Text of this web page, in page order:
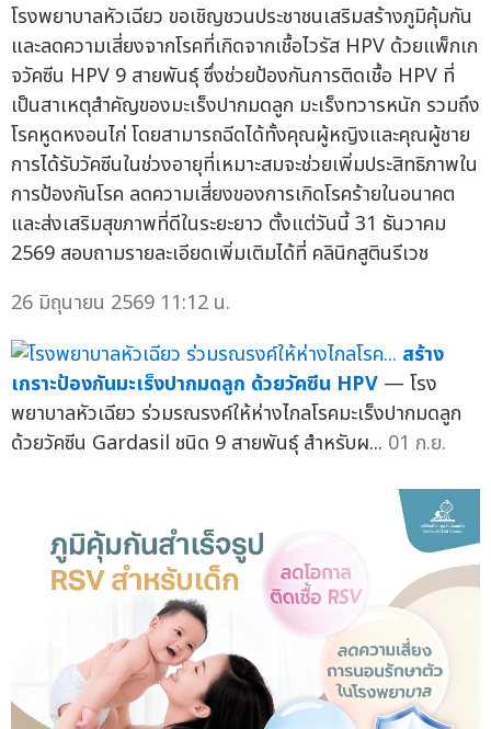
โรงพยาบาลหัวเฉียว ขอเชิญชวนประชาชนเสริมสร้างภูมิคุ้มกัน
และลดความเสี่ยงจากโรคที่เกิดจากเชื้อไวรัส HPV ด้วยแพ็กเก
จวัคซีน HPV 9 สายพันธุ์ ซึ่งช่วยป้องกันการติดเชื้อ HPV ที่
เป็นสาเหตุสำคัญของมะเร็งปากมดลูก มะเร็งทวารหนัก รวมถึง
โรคหูดหงอนไก่ โดยสามารถฉีดได้ทั้งคุณผู้หญิงและคุณผู้ชาย
การได้รับวัคซีนในช่วงอายุที่เหมาะสมจะช่วยเพิ่มประสิทธิภาพใน
การป้องกันโรค ลดความเสี่ยงของการเกิดโรคร้ายในอนาคต
และส่งเสริมสุขภาพที่ดีในระยะยาว ตั้งแต่วันนี้ 31 ธันวาคม
2569 สอบถามรายละเอียดเพิ่มเติมได้ที่ คลินิกสูตินรีเวช
26 มิถุนายน 2569 11:12 น.
สร้าง
เกราะป้องกันมะเร็งปากมดลูก ด้วยวัคซีน HPV — โรง
พยาบาลหัวเฉียว ร่วมรณรงค์ให้ห่างไกลโรคมะเร็งปากมดลูก
ด้วยวัคซีน Gardasil ชนิด 9 สายพันธุ์ สำหรับผ... 01 ก.ย.